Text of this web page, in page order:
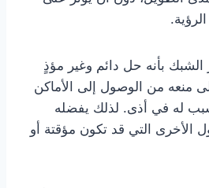
الشبك بأنه حل دائم وغير مؤذٍ
منعه من الوصول إلى الأماكن
له في أذى. لذلك يفضله
الأخرى التي قد تكون مؤقتة أو